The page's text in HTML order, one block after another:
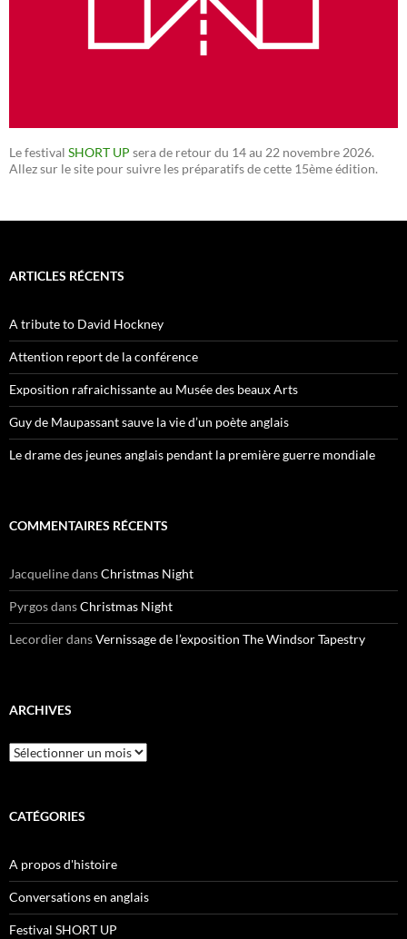
Le festival SHORT UP sera de retour du 14 au 22 novembre 2026.
Allez sur le site pour suivre les préparatifs de cette 15ème édition.
ARTICLES RÉCENTS
A tribute to David Hockney
Attention report de la conférence
Exposition rafraichissante au Musée des beaux Arts
Guy de Maupassant sauve la vie d’un poète anglais
Le drame des jeunes anglais pendant la première guerre mondiale
COMMENTAIRES RÉCENTS
JacquelinedansChristmas Night
PyrgosdansChristmas Night
LecordierdansVernissage de l’exposition The Windsor Tapestry
ARCHIVES
Archives
CATÉGORIES
A propos d'histoire
Conversations en anglais
Festival SHORT UP